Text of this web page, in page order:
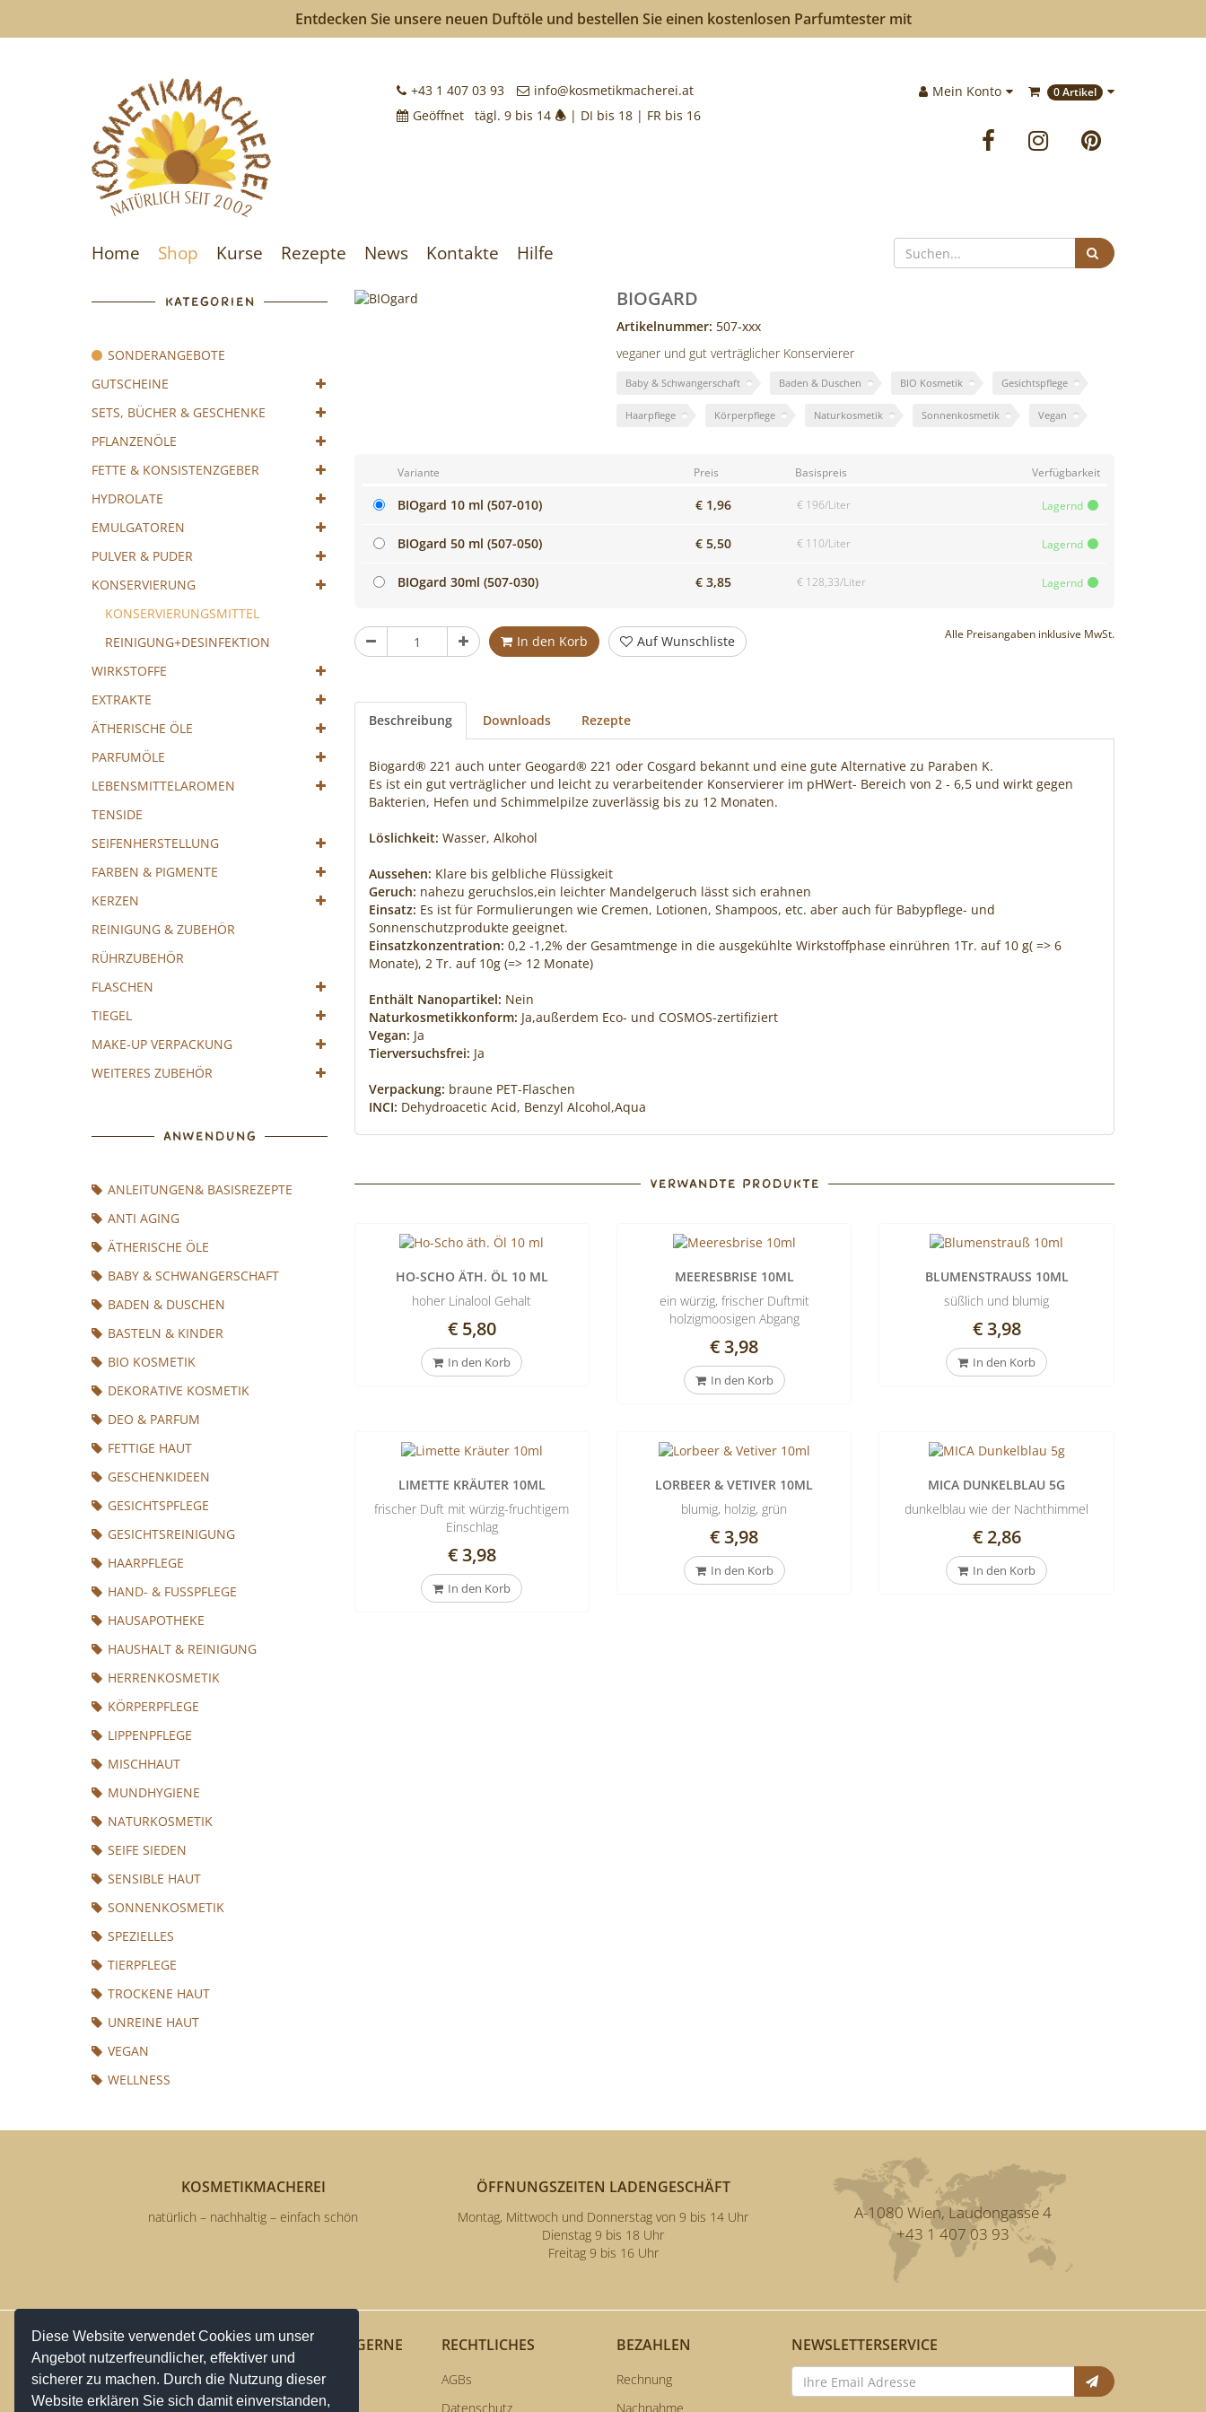
Diese Website verwendet Cookies um unser
Angebot nutzerfreundlicher, effektiver und
sicherer zu machen. Durch die Nutzung dieser
Website erklären Sie sich damit einverstanden,
Entdecken Sie unsere neuen Duftöle und bestellen Sie einen kostenlosen Parfumtester mit
Kosmetikmacherei
Kosmetik
ist
so
einfach
bunte
Cocktails
mixen!
+43 1 407 03 93
info@kosmetikmacherei.at
Geöffnet tägl. 9 bis 14 🕭 | DI bis 18 | FR bis 16
Mein Konto
Im0 Artikel
FacebookInstagram
Home Shop Kurse Rezepte News Kontakte Hilfe Suchen
BIOGARD
Artikelnummer: 507-xxx
veganer und gut verträglicher Konservierer
Baby & Schwangerschaft Baden & Duschen BIO Kosmetik Gesichtspflege
Haarpflege Körperpflege Naturkosmetik Sonnenkosmetik Vegan
Variante Preis Basispreis Verfügbarkeit
BIOgard 10 ml (507-010) € 1,96 € 196/Liter Lagernd
BIOgard 50 ml (507-050) € 5,50 € 110/Liter Lagernd
BIOgard 30ml (507-030) € 3,85 € 128,33/Liter Lagernd
Stück In den Korb Auf Wunschliste Alle Preisangaben inklusive MwSt.
Beschreibung Downloads Rezepte
Biogard® 221 auch unter Geogard® 221 oder Cosgard bekannt und eine gute Alternative zu Paraben K.
Es ist ein gut verträglicher und leicht zu verarbeitender Konservierer im pHWert- Bereich von 2 - 6,5 und wirkt gegen
Bakterien, Hefen und Schimmelpilze zuverlässig bis zu 12 Monaten.
Löslichkeit: Wasser, Alkohol
Aussehen: Klare bis gelbliche Flüssigkeit
Geruch: nahezu geruchslos,ein leichter Mandelgeruch lässt sich erahnen
Einsatz: Es ist für Formulierungen wie Cremen, Lotionen, Shampoos, etc. aber auch für Babypflege- und
Sonnenschutzprodukte geeignet.
Einsatzkonzentration: 0,2 -1,2% der Gesamtmenge in die ausgekühlte Wirkstoffphase einrühren 1Tr. auf 10 g( => 6
Monate), 2 Tr. auf 10g (=> 12 Monate)
Enthält Nanopartikel: Nein
Naturkosmetikkonform: Ja,außerdem Eco- und COSMOS-zertifiziert
Vegan: Ja
Tierversuchsfrei: Ja
Verpackung: braune PET-Flaschen
INCI: Dehydroacetic Acid, Benzyl Alcohol,Aqua
VERWANDTE PRODUKTE
HO-SCHO ÄTH. ÖL 10 ML
hoher Linalool Gehalt
€ 5,80
In den Korb
MEERESBRISE 10ML
ein würzig, frischer Duftmit
holzigmoosigen Abgang
€ 3,98
In den Korb
BLUMENSTRAUSS 10ML
süßlich und blumig
€ 3,98
In den Korb
LIMETTE KRÄUTER 10ML
frischer Duft mit würzig-fruchtigem
Einschlag
€ 3,98
In den Korb
LORBEER & VETIVER 10ML
blumig, holzig, grün
€ 3,98
In den Korb
MICA DUNKELBLAU 5G
dunkelblau wie der Nachthimmel
€ 2,86
In den Korb
KATEGORIEN
SONDERANGEBOTE
GUTSCHEINE
SETS, BÜCHER & GESCHENKE
PFLANZENÖLE
FETTE & KONSISTENZGEBER
HYDROLATE
EMULGATOREN
PULVER & PUDER
KONSERVIERUNG
KONSERVIERUNGSMITTEL
REINIGUNG+DESINFEKTION
WIRKSTOFFE
EXTRAKTE
ÄTHERISCHE ÖLE
PARFUMÖLE
LEBENSMITTELAROMEN
TENSIDE
SEIFENHERSTELLUNG
FARBEN & PIGMENTE
KERZEN
REINIGUNG & ZUBEHÖR
RÜHRZUBEHÖR
FLASCHEN
TIEGEL
MAKE-UP VERPACKUNG
WEITERES ZUBEHÖR
ANWENDUNG
ANLEITUNGEN& BASISREZEPTE
ANTI AGING
ÄTHERISCHE ÖLE
BABY & SCHWANGERSCHAFT
BADEN & DUSCHEN
BASTELN & KINDER
BIO KOSMETIK
DEKORATIVE KOSMETIK
DEO & PARFUM
FETTIGE HAUT
GESCHENKIDEEN
GESICHTSPFLEGE
GESICHTSREINIGUNG
HAARPFLEGE
HAND- & FUSSPFLEGE
HAUSAPOTHEKE
HAUSHALT & REINIGUNG
HERRENKOSMETIK
KÖRPERPFLEGE
LIPPENPFLEGE
MISCHHAUT
MUNDHYGIENE
NATURKOSMETIK
SEIFE SIEDEN
SENSIBLE HAUT
SONNENKOSMETIK
SPEZIELLES
TIERPFLEGE
TROCKENE HAUT
UNREINE HAUT
VEGAN
WELLNESS
KOSMETIKMACHEREI
natürlich – nachhaltig – einfach schön
ÖFFNUNGSZEITEN LADENGESCHÄFT
Montag, Mittwoch und Donnerstag von 9 bis 14 Uhr
Dienstag 9 bis 18 Uhr
Freitag 9 bis 16 Uhr
A-1080 Wien, Laudongasse 4
+43 1 407 03 93
ÜBER UNS
Karriere
Geschäft
WIR HELFEN GERNE
Online Hilfe
FAQs
RECHTLICHES
AGBs
Datenschutz
BEZAHLEN
Rechnung
Nachnahme
NEWSLETTERSERVICE
Anmelden